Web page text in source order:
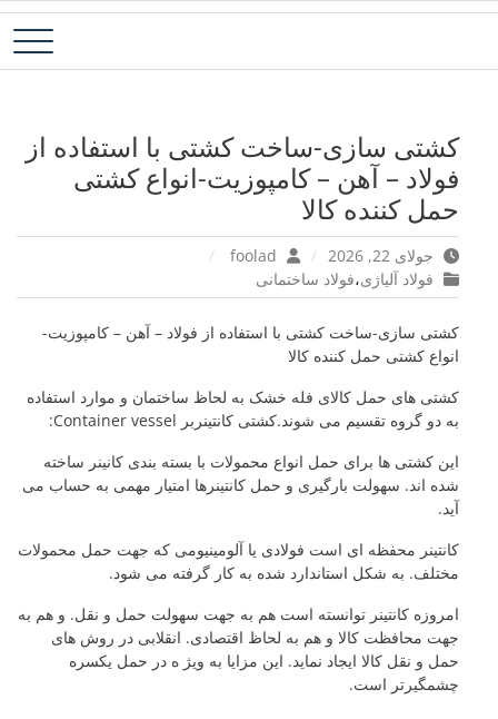
پرش فولاد آلیاژی-میلگرد آلیاژی-تسمه آلیاژی-ورق آلیاژی-لوله آلیاژی-نبشی
کشتی سازی-ساخت کشتی با استفاده از
فولاد – آهن – کامپوزیت-انواع کشتی
حمل کننده کالا
جولای 22, 2026
فولاد آلیاژی،فولاد ساختمانی
کشتی سازی-ساخت کشتی با استفاده از فولاد – آهن – کامپوزیت-
انواع کشتی حمل کننده کالا
کشتی های حمل کالای فله خشک به لحاظ ساختمان و موارد استفاده
به دو گروه تقسیم می شوند.کشتی کانتینربر Container vessel:
این کشتی ها برای حمل انواع محمولات با بسته بندی کانینر ساخته
شده اند. سهولت بارگیری و حمل کانتینرها امتیار مهمی به حساب می
آید.
کانتینر محفظه ای است فولادی یا آلومینیومی که جهت حمل محمولات
مختلف. به شکل استاندارد شده به کار گرفته می شود.
امروزه کانتینر توانسته است هم به جهت سهولت حمل و نقل. و هم به
جهت محافظت کالا و هم به لحاظ اقتصادی. انقلابی در روش های
حمل و نقل کالا ایجاد نماید. این مزایا به ویژ ه در حمل یکسره
چشمگیرتر است.